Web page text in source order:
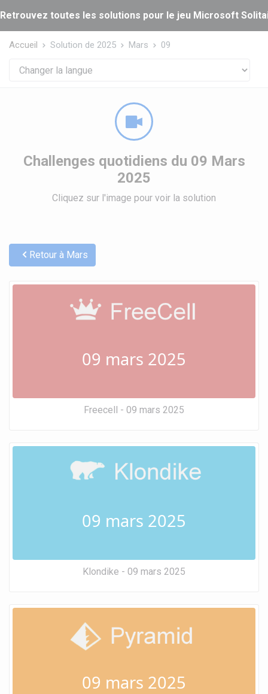
Retrouvez toutes les solutions pour le jeu Microsoft
Accueil Solution de 2025 Mars 09
Challenges quotidiens du 09 Mars
2025
Cliquez sur l'image pour voir la solution
Retour à Mars
09 mars 2025
Freecell - 09 mars 2025
09 mars 2025
Klondike - 09 mars 2025
09 mars 2025